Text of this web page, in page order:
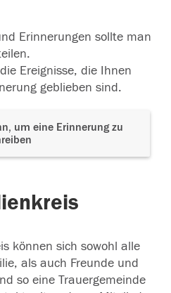
Erinnerungen sollte man
Ereignisse, die Ihnen
geblieben sind.
um eine Erinnerung zu
können sich sowohl alle
als auch Freunde und
so eine Trauergemeinde